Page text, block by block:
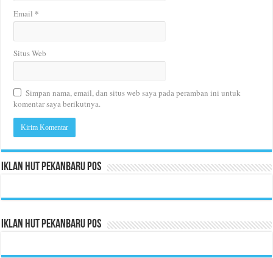
Email *
Situs Web
Simpan nama, email, dan situs web saya pada peramban ini untuk
komentar saya berikutnya.
Iklan HUT Pekanbaru Pos
Iklan HUT Pekanbaru Pos